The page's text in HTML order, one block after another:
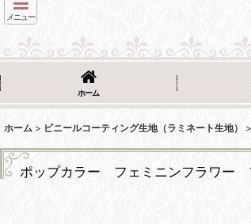
メニュー
ホーム
ホーム > ビニールコーティング生地（ラミネート生地） >
ポップカラー フェミニンフラワー